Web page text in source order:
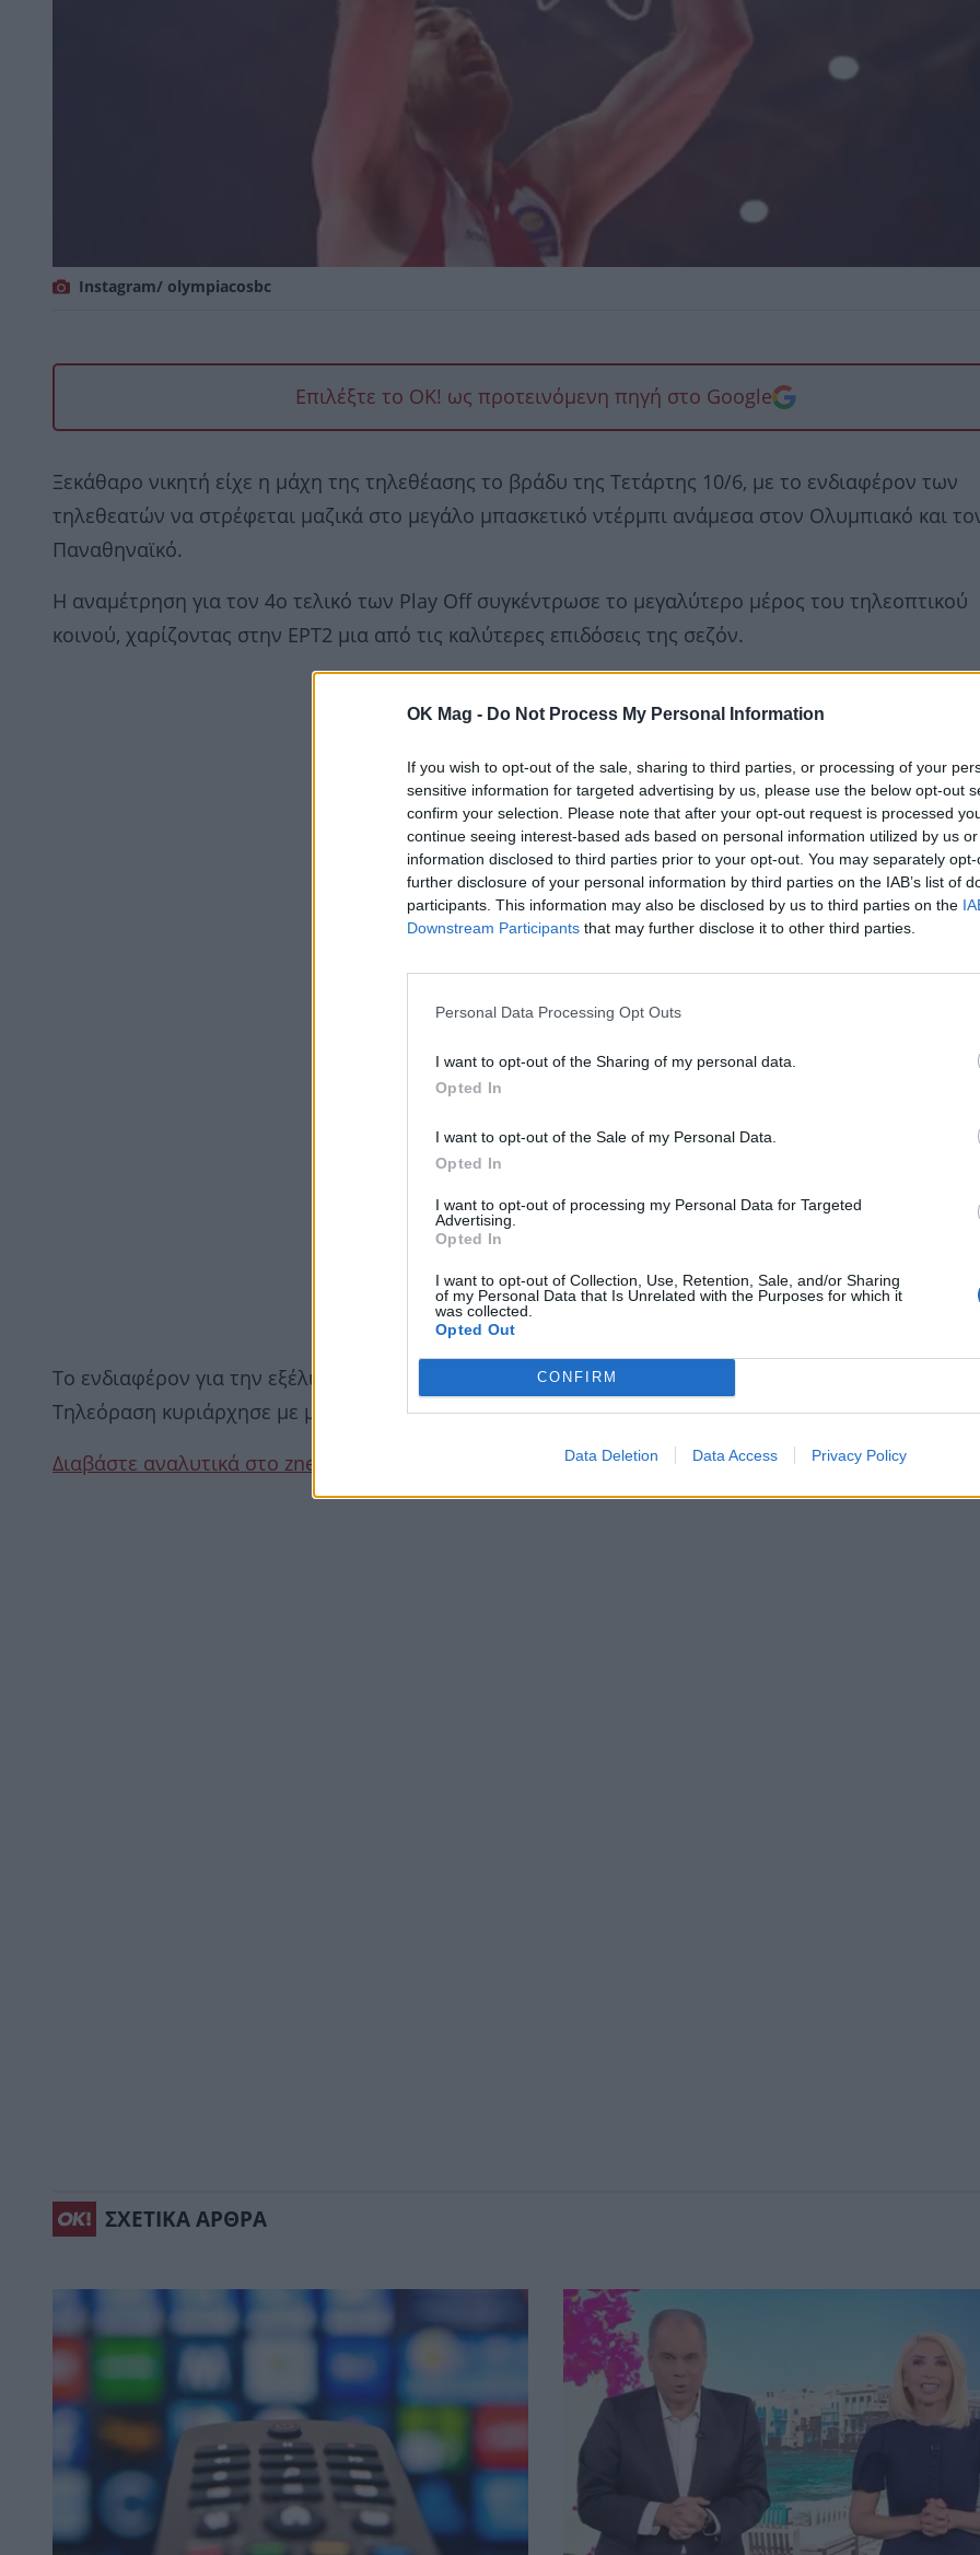
OK Mag - Do Not Process My Personal Information
If you wish to opt-out of the sale, sharing to third parties, or processing of your
sensitive information for targeted advertising by us, please use the below opt-out
confirm your selection. Please note that after your opt-out request is processed
continue seeing interest-based ads based on personal information utilized by us
information disclosed to third parties prior to your opt-out. You may separately
further disclosure of your personal information by third parties on the IAB’s list of
participants. This information may also be disclosed by us to third parties on the
Downstream Participants that may further disclose it to other third parties.
Personal Data Processing Opt Outs
I want to opt-out of the Sharing of my personal data.
Opted In
I want to opt-out of the Sale of my Personal Data.
Opted In
I want to opt-out of processing my Personal Data for Targeted
Advertising.
Opted In
I want to opt-out of Collection, Use, Retention, Sale, and/or Sharing
of my Personal Data that Is Unrelated with the Purposes for which it
was collected.
Opted Out
CONFIRM
Data Deletion Data Access Privacy Policy
Ιnstagram/ olympiacosbc
Επιλέξτε το OK! ως προτεινόμενη πηγή στο Google
Ξεκάθαρο νικητή είχε η μάχη της τηλεθέασης το βράδυ της Τετάρτης 10/6, με το ενδιαφέρον των
τηλεθεατών να στρέφεται μαζικά στο μεγάλο μπασκετικό ντέρμπι ανάμεσα στον Ολυμπιακό και
Παναθηναϊκό.
Η αναμέτρηση για τον 4ο τελικό των Play Off συγκέντρωσε το μεγαλύτερο μέρος του τηλεοπτικού
κοινού, χαρίζοντας στην ΕΡΤ2 μια από τις καλύτερες επιδόσεις της σεζόν.
Το ενδιαφέρον για την εξέλιξη του αγώνα αποτυπώθηκε και στους πίνακες τηλεθέασης, όπου η
Τηλεόραση κυριάρχησε με μεγάλη διαφορά από τον ανταγωνισμό.
Διαβάστε αναλυτικά στο znews.gr
ΣΧΕΤΙΚΑ ΑΡΘΡΑ